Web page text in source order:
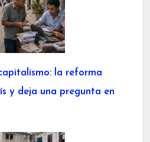
la reforma
y deja una pregunta en